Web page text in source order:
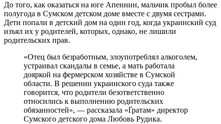
До того, как оказаться на юге Апеннин, мальчик пробыл более
полугода в Сумском детском доме вместе с двумя сестрами.
Дети попали в детский дом на один год, когда украинский суд
изъял их у родителей, которых, однако, не лишили
родительских прав.
«Отец был безработным, злоупотреблял алкоголем,
устраивал скандалы в семье, а мать работала
дояркой на фермерском хозяйстве в Сумской
области. В решении украинского суда также
говорится, что родители безответственно
относились к выполнению родительских
обязанностей», — рассказала «Ґратам» директор
Сумского детского дома Любовь Рудика.